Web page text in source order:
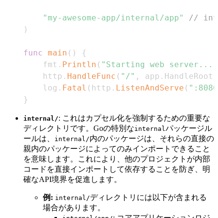
"my-awesome-app/internal/app"
//
)
func main ( )
{
    fmt
. Println ( "Starting web server..."
    http
. HandleFunc ( "/" , app . HandleRoot
    log
. Fatal ( http . ListenAndServe (
}
internal/: これはカプセル化を強制するための重要な
ディレクトリです。Goの特別なinternalパッケージル
ールは、
internal/内のパッケージは、それらの直接の
親内のパッケージによってのみインポートできること
を意味します。これにより、他のプロジェクトが内部
コードを直接インポートして依存することを防ぎ、明
確なAPI境界を促進します。
例: internal/ディレクトリには以下が含まれる
場合があります。